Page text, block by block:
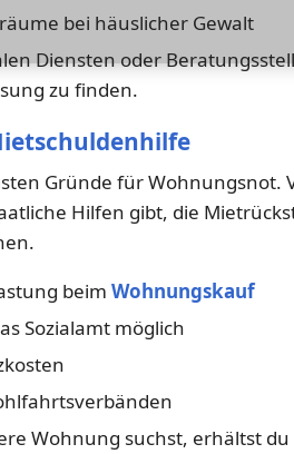
bei häuslicher Gewalt
Diensten oder
zu finden.
Gründe für Wohnungsnot.
Hilfen gibt, die
beim Wohnungskauf
Sozialamt möglich
Wohnung suchst, erhältst du